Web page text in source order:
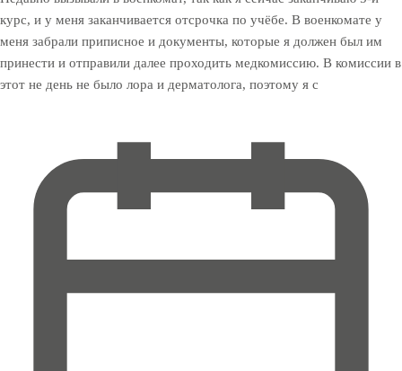
курс, и у меня заканчивается отсрочка по учёбе. В военкомате у
меня забрали приписное и документы, которые я должен был им
принести и отправили далее проходить медкомиссию. В комиссии в
этот не день не было лора и дерматолога, поэтому я с